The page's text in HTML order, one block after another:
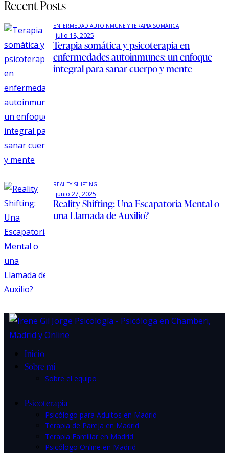
Recent Posts
ENFERMEDAD AUTOINMUNE Y TERAPIA SOMÁTICA
julio 18, 2025
Terapia somática y psicoterapia en
enfermedades autoinmunes: un enfoque
integral para sanar cuerpo y mente
REALITY SHIFTING
junio 27, 2025
Reality Shifting: Una Escapatoria Mental o
una Llamada de Auxilio?
Inicio
Sobre mi
Sobre el equipo
Psicoterapia
Psicólogo para Adultos en Madrid
Terapia de Pareja en Madrid
Terapia Familiar en Madrid
Psicólogo Online en Madrid